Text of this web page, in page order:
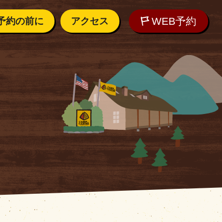
約の前に
ために
方へ
問
候
アクセス WEB予約
アクセス
WEB予約